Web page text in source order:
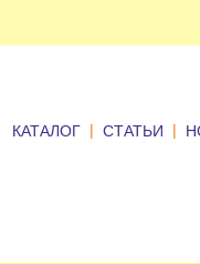
КАТАЛОГ | СТАТЬИ |